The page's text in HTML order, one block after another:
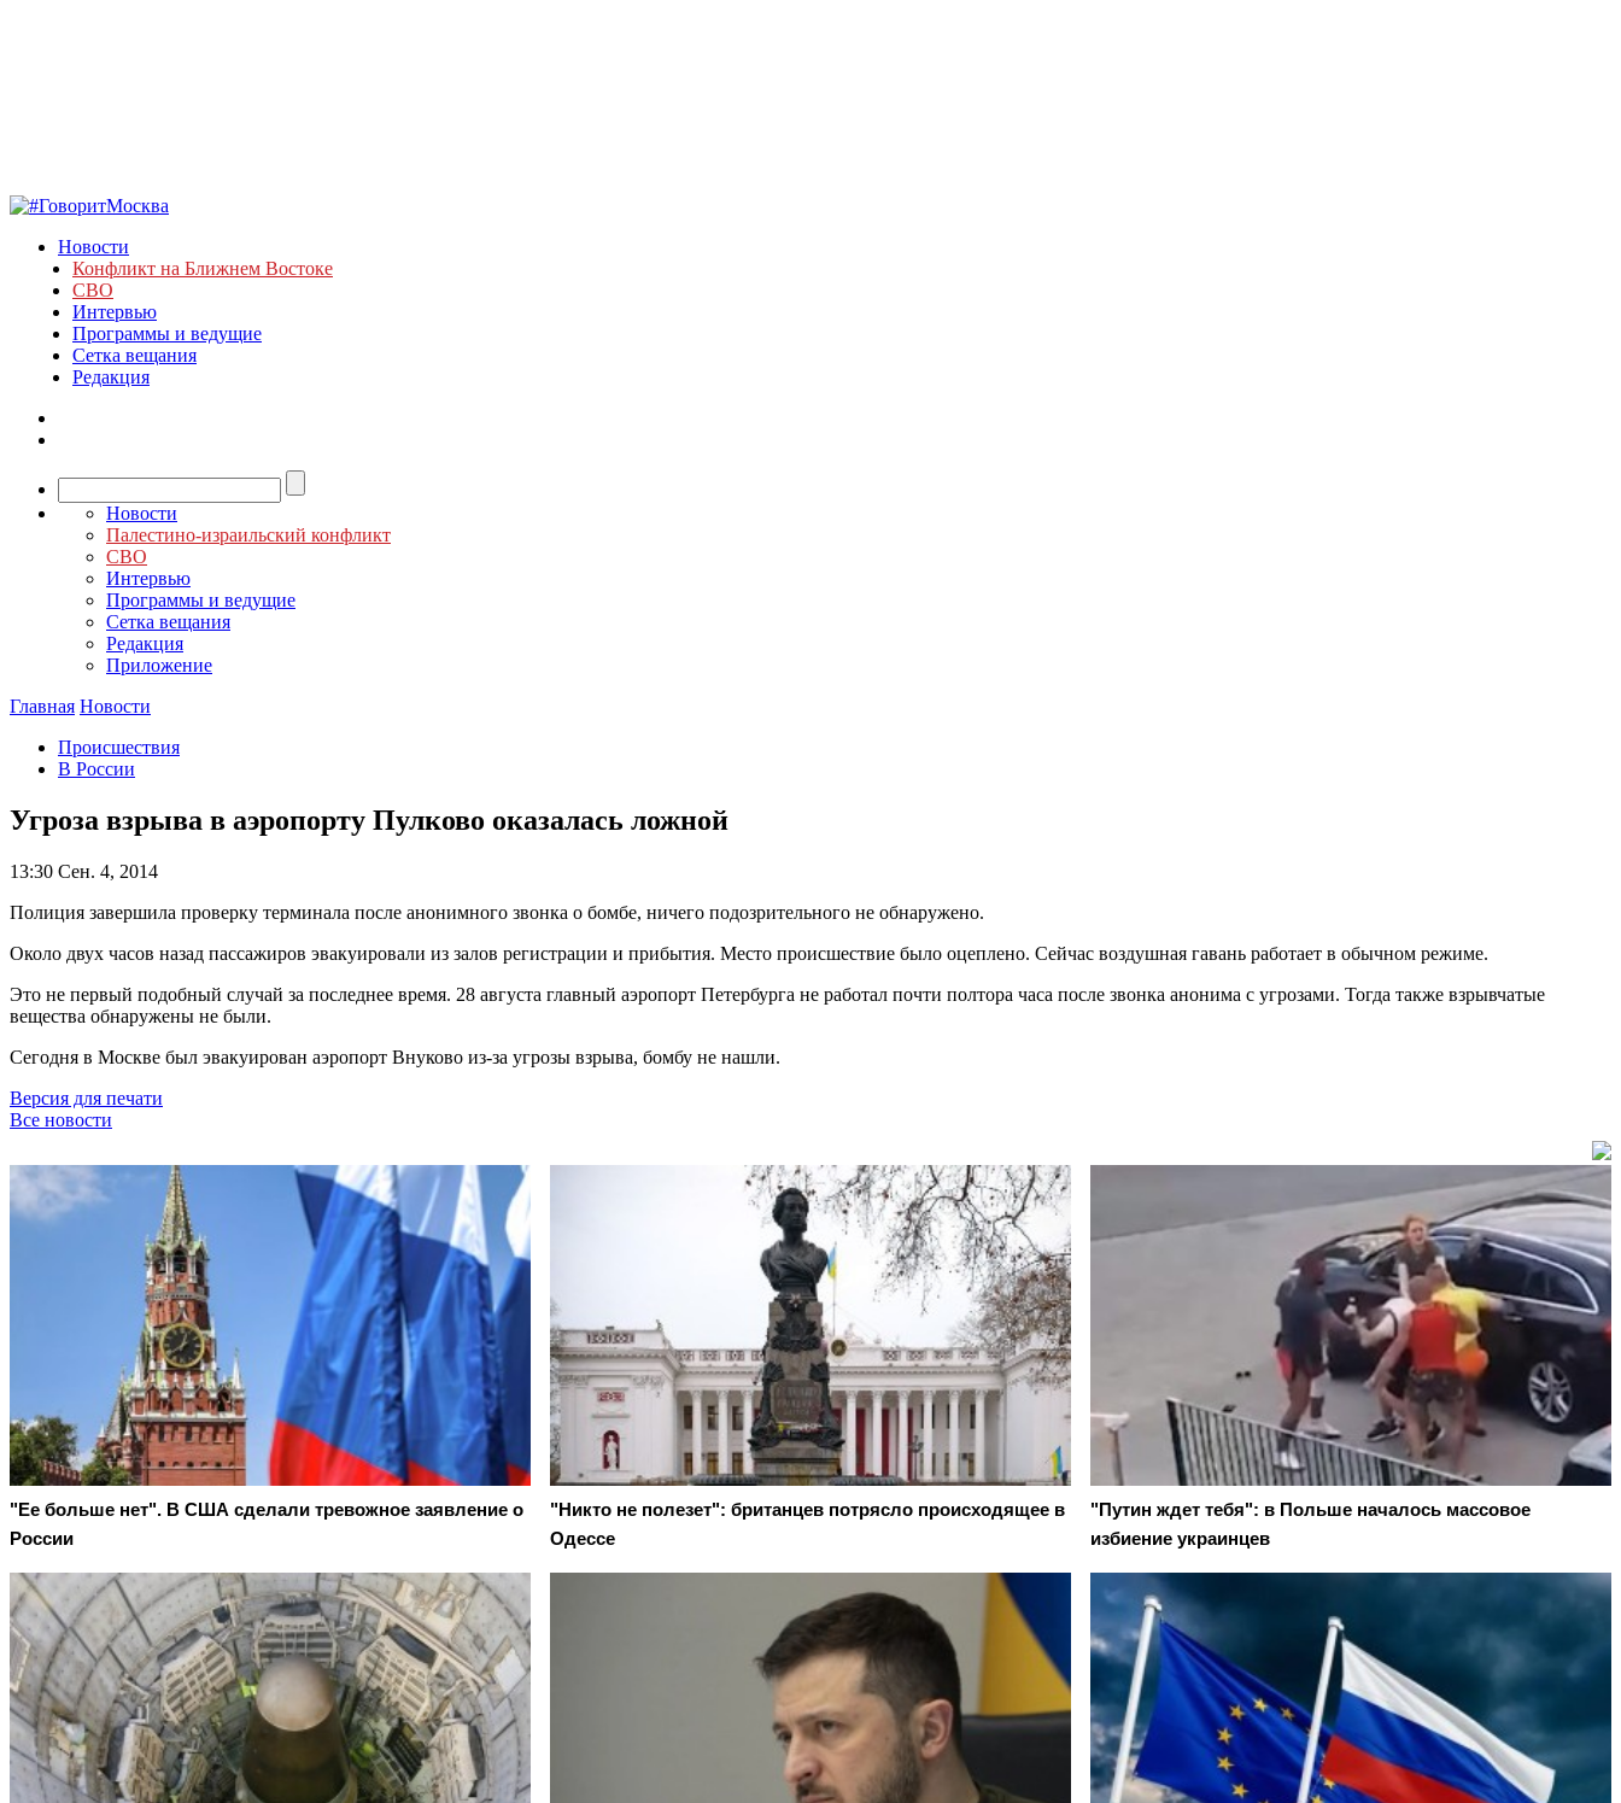
Новости
Конфликт на Ближнем Востоке
СВО
Интервью
Программы и ведущие
Сетка вещания
Редакция
Новости
Палестино-израильский конфликт
СВО
Интервью
Программы и ведущие
Сетка вещания
Редакция
Приложение
Главная Новости
Происшествия
В России
Угроза взрыва в аэропорту Пулково оказалась ложной
13:30 Сен. 4, 2014
Полиция завершила проверку терминала после анонимного звонка о бомбе, ничего подозрительного не обнаружено.
Около двух часов назад пассажиров эвакуировали из залов регистрации и прибытия. Место происшествие было оцеплено. Сейчас воздушная гавань работает в обычном режиме.
Это не первый подобный случай за последнее время. 28 августа главный аэропорт Петербурга не работал почти полтора часа после звонка анонима с угрозами. Тогда также взрывчатые
вещества обнаружены не были.
Сегодня в Москве был эвакуирован аэропорт Внуково из-за угрозы взрыва, бомбу не нашли.
Версия для печати
Все новости
"Ее больше нет". В США сделали тревожное заявление о
России
"Никто не полезет": британцев потрясло происходящее в
Одессе
"Путин ждет тебя": в Польше началось массовое
избиение украинцев